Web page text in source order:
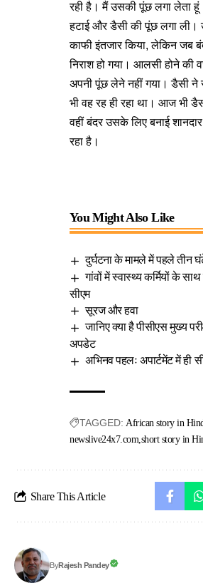
रही है। मैं उसकी पूंछ लगा लेता
हटाई और डैसी की पूंछ लगा ली।
काफी इंतजार किया, लेकिन जब
निराश हो गया। आलसी होने की
अपनी पूंछ लेने नहीं गया। डैसी ने
भी वह रह ही रहा था। आज भी
वहीं बंदर उसके लिए बनाई
रहा है।
You Might Also Like
दुर्घटना के मामले में पहले तीन
गांवों में स्वास्थ्य कर्मियों के
सीएम
सूरज और हवा
जानिए क्या है पीसीएस मुख्य
अपडेट
अभिनव पहलः अपार्टमेंट में ही
TAGGED: African story in
newslive24x7.com short story in
Share This Article
ByRajesh Pandey